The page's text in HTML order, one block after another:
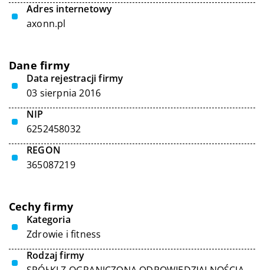
Adres internetowy
axonn.pl
Dane firmy
Data rejestracji firmy
03 sierpnia 2016
NIP
6252458032
REGON
365087219
Cechy firmy
Kategoria
Zdrowie i fitness
Rodzaj firmy